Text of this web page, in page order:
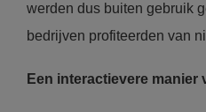
werden dus buiten gebruik
bedrijven profiteerden van
Een interactievere manier